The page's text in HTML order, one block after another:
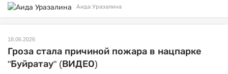
Аида Уразалина
18.06.2026
Гроза стала причиной пожара в нацпарке
"Буйратау" (ВИДЕО)